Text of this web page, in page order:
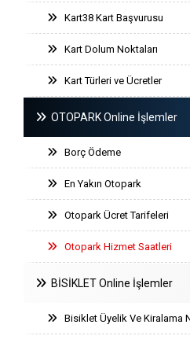
Kart38 Kart Başvurusu
Kart Dolum Noktaları
Kart Türleri ve Ücretler
OTOPARK Online İşlemler
Borç Ödeme
En Yakın Otopark
Otopark Ücret Tarifeleri
Otopark Hizmet Saatleri
BİSİKLET Online İşlemler
Bisiklet Üyelik Ve Kiralama